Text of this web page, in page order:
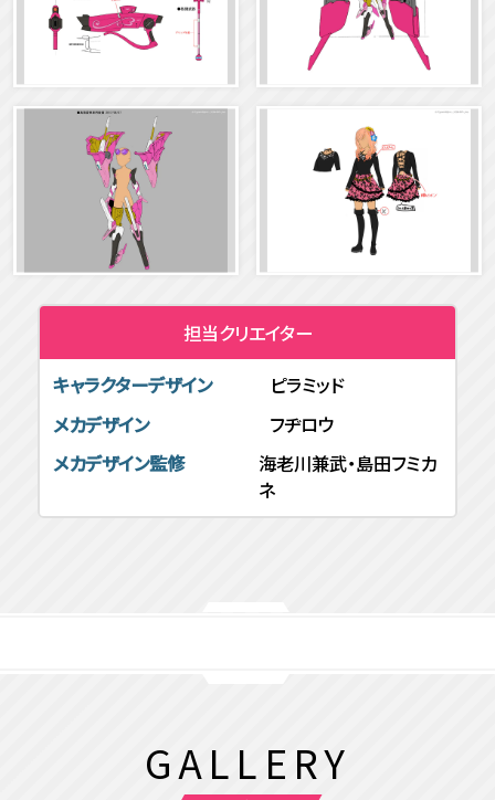
担当クリエイター
キャラクターデザイン
ピラミッド
メカデザイン
フヂロウ
メカデザイン監修
海老川兼武・島田フミカ
ネ
GALLERY